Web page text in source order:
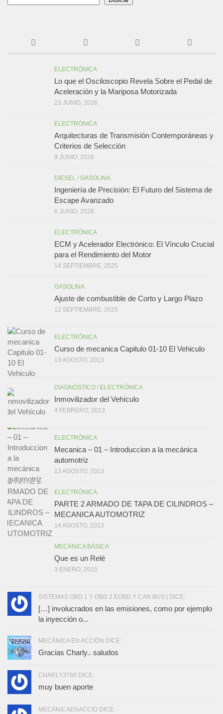
ELECTRÓNICA
Lo que el Osciloscopio Revela Sobre el Pedal de
Aceleración y la Mariposa Motorizada
23 JUNIO, 2026
ELECTRÓNICA
Arquitecturas de Transmisión Contemporáneas y
Criterios de Selección
9 JUNIO, 2026
DIESEL / GASOLINA
Ingeniería de Precisión: El Futuro del Sistema de
Escape Avanzado
6 JUNIO, 2026
ELECTRÓNICA
ECM y Acelerador Electrónico: El Vínculo Crucial
para el Rendimiento del Motor
14 SEPTIEMBRE, 2025
GASOLINA
Ajuste de combustible de Corto y Largo Plazo
12 SEPTIEMBRE, 2025
ELECTRÓNICA
Curso de mecanica Capitulo 01-10 El Vehiculo
13 AGOSTO, 2013
DIAGNÓSTICO / ELECTRÓNICA
Inmovilizador del Vehículo
4 FEBRERO, 2013
ELECTRÓNICA
Mecanica – 01 – Introduccion a la mecánica
automotriz
13 AGOSTO, 2013
ELECTRÓNICA
PARTE 2 ARMADO DE TAPA DE CILINDROS –
MECANICA AUTOMOTRIZ
14 AGOSTO, 2013
MECÁNICA BÁSICA
Que es un Relé
3 ENERO, 2015
SISTEMAS OBD 1 Y OBD 2 EOBD Y CAN BUS | DICE:
[…] involucrados en las emisiones, como por ejemplo
la inyección o...
MECÁNICA EN ACCIÓN DICE:
Gracias Charly.. saludos
CHARLY3760 DICE:
muy buen aporte
MECANICAENACCIO DICE: